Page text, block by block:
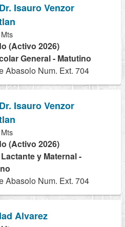
Isauro Venzor
(Activo 2026)
General - Matutino
Abasolo Num. Ext. 704
Isauro Venzor
(Activo 2026)
y Maternal -
Abasolo Num. Ext. 704
Alvarez